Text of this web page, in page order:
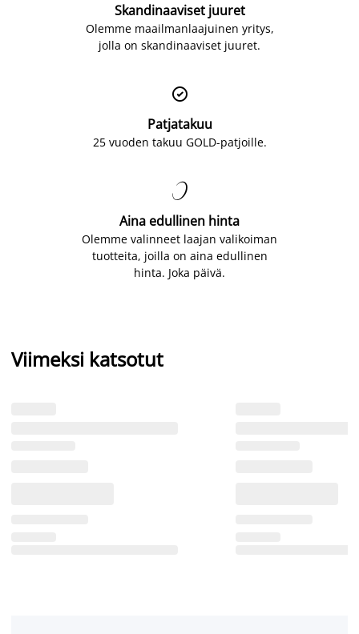
Skandinaaviset juuret
Olemme maailmanlaajuinen yritys,
jolla on skandinaaviset juuret.

Patjatakuu
25 vuoden takuu GOLD-patjoille.

Aina edullinen hinta
Olemme valinneet laajan valikoiman
tuotteita, joilla on aina edullinen
hinta. Joka päivä.
Viimeksi katsotut